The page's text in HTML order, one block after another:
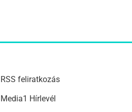
RSS feliratkozás
Media1 Hírlevél